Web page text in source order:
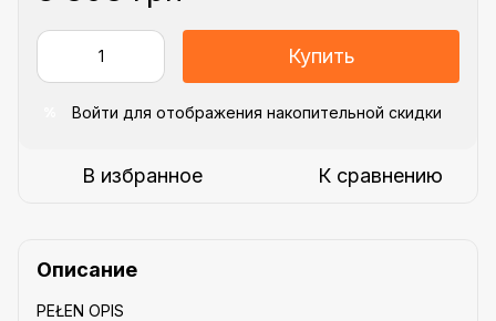
Купить
Войти для отображения накопительной скидки
В избранное К сравнению
Описание
PEŁEN OPIS